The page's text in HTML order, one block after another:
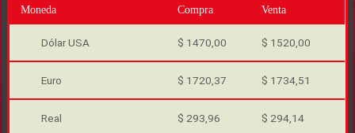
Moneda Compra Venta
Dólar USA $ 1470,00 $ 1520,00
Euro $ 1720,37 $ 1734,51
Real $ 293,96 $ 294,14